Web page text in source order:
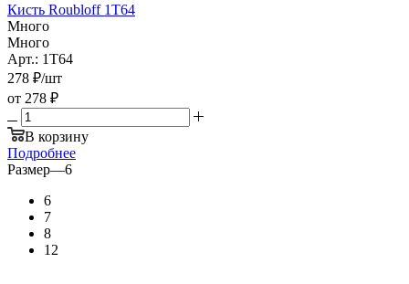
Кисть Roubloff 1T64
Много
Много
Арт.: 1T64
278 ₽/шт
от 278 ₽
В корзину
Подробнее
Размер—6
6
7
8
12